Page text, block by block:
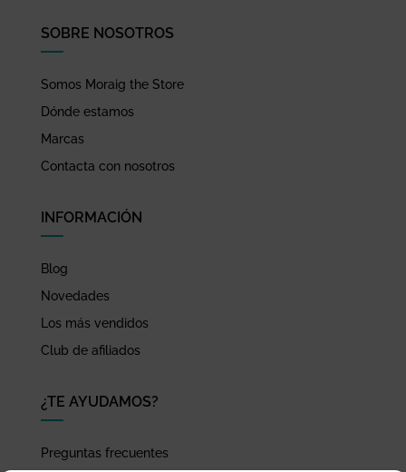
SOBRE NOSOTROS
Somos Moraig the Store
Dónde estamos
Marcas
Contacta con nosotros
INFORMACIÓN
Blog
Novedades
Los más vendidos
Club de afiliados
¿TE AYUDAMOS?
Preguntas frecuentes